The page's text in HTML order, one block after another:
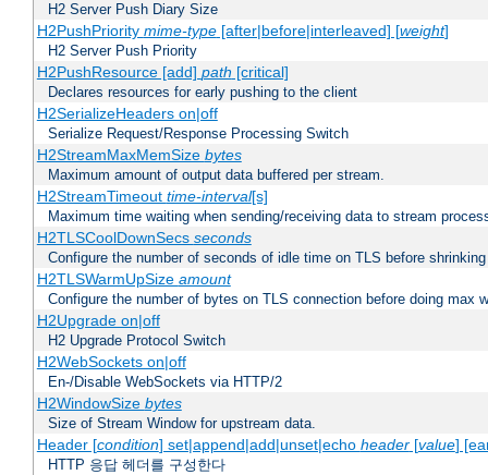
H2 Server Push Diary Size
H2PushPriority mime-type[after|before|interleaved] [weight]
H2 Server Push Priority
H2PushResource [add] path [critical]
Declares resources for early pushing to the client
H2SerializeHeaders on|off
Serialize Request/Response Processing Switch
H2StreamMaxMemSize bytes
Maximum amount of output data buffered per stream.
H2StreamTimeout time-interval[s]
Maximum time waiting when sending/receiving data to stream
H2TLSCoolDownSecs seconds
Configure the number of seconds of idle time on TLS before
H2TLSWarmUpSize amount
Configure the number of bytes on TLS connection before doing max
H2Upgrade on|off
H2 Upgrade Protocol Switch
H2WebSockets on|off
En-/Disable WebSockets via HTTP/2
H2WindowSize bytes
Size of Stream Window for upstream data.
Header [condition] set|append|add|unset|echo header[value]
HTTP 응답 헤더를 구성한다